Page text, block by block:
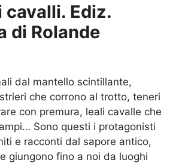
cavalli. Ediz.
di Rolande
dal mantello scintillante,
che corrono al trotto, teneri
con premura, leali cavalle che
Sono questi i protagonisti
e racconti dal sapore antico,
giungono fino a noi da luoghi